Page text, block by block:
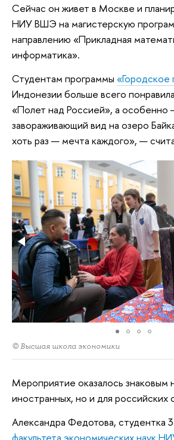
Сейчас он живет в Москве и
НИУ ВШЭ на магистерскую
направлению «Прикладная
информатика».
Студентам программы «Городское
Индонезии больше всего
«Полет над Россией», а особенно
завораживающий вид на озеро
хоть раз — мечта каждого», —
© Высшая школа экономики
Мероприятие оказалось знаковым
иностранных, но и для российских
Александра Федотова, студентка
факультета экономических наук